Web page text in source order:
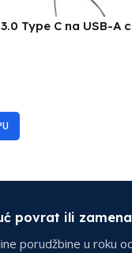
Type C na USB-A
povrat ili
porudžbine u roku